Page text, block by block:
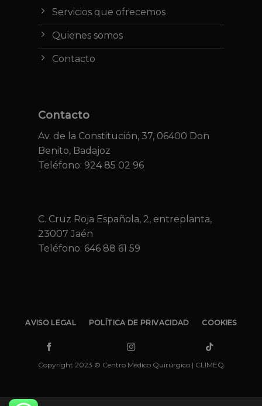
Servicios que ofrecemos
Quienes somos
Contacto
Contacto
Av. de la Constitución, 37, 06400 Don
Benito, Badajoz
Teléfono: 924 85 02 96
C. Cruz Roja Española, 2, entreplanta,
23007 Jaén
Teléfono: 646 88 61 59
AVISO LEGAL POLÍTICA DE PRIVACIDAD COOKIES
Copyright 2023 © Centro Médico Quirúrgico | CLIMEQ